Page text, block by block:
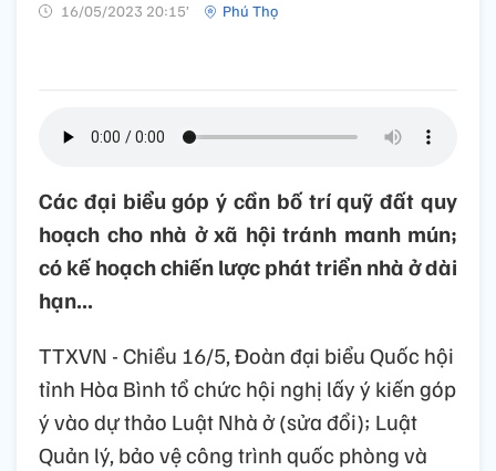
16/05/2023 20:15’ Phú Thọ
Các đại biểu góp ý cần bố trí quỹ đất quy
hoạch cho nhà ở xã hội tránh manh mún;
có kế hoạch chiến lược phát triển nhà ở dài
hạn...
TTXVN - Chiều 16/5, Đoàn đại biểu Quốc hội
tỉnh Hòa Bình tổ chức hội nghị lấy ý kiến góp
ý vào dự thảo Luật Nhà ở (sửa đổi); Luật
Quản lý, bảo vệ công trình quốc phòng và